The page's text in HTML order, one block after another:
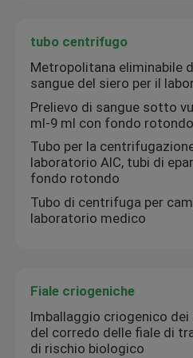
tubo centrifugo
Metropolitana eliminabile
sangue del siero per il
Prelievo di sangue sotto
ml-9 ml con fondo rotondo
Tubo per la
laboratorio AIC, tubi di
fondo rotondo
Tubo di centrifuga per
laboratorio medico
Fiale criogeniche
Imballaggio criogenico
del corredo delle fiale di
di rischio biologico